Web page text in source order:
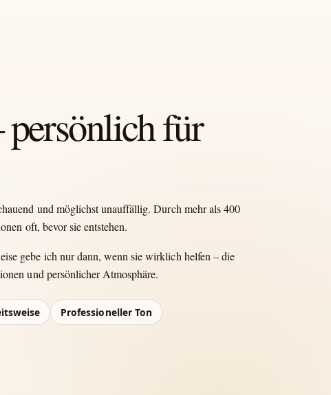
für
und möglichst unauffällig. Durch mehr als 400
oft, bevor sie entstehen.
gebe ich nur dann, wenn sie wirklich helfen – die
und persönlicher Atmosphäre.
Professioneller Ton